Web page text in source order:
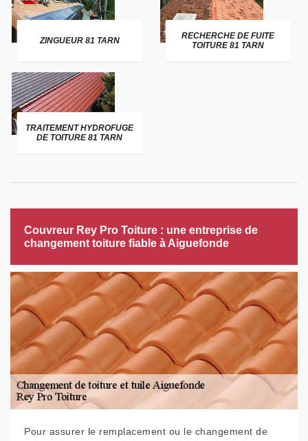
ZINGUEUR 81 TARN
RECHERCHE DE FUITE
TOITURE 81 TARN
TRAITEMENT HYDROFUGE
DE TOITURE 81 TARN
Couvreur Rey Pro Toiture : une entreprise de
changement toiture fiable à Aiguefonde
Pour assurer le remplacement ou le changement de